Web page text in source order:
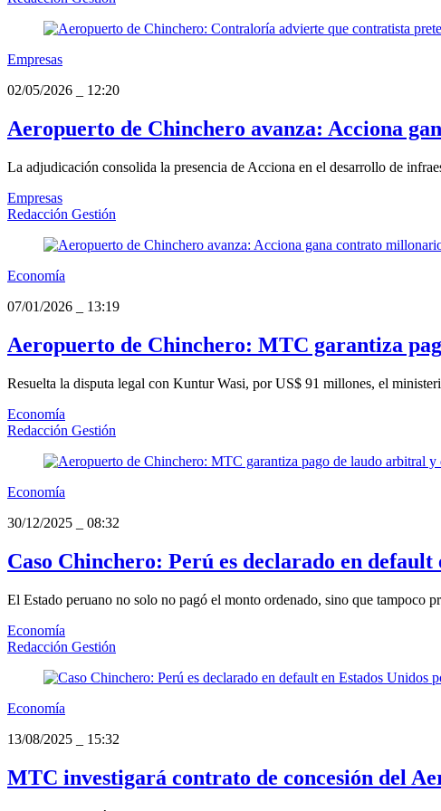
Empresas
02/05/2026
12:20
Aeropuerto de Chinchero avanza: Acciona
La adjudicación consolida la presencia de Acciona en el desarrollo de
Empresas
Redacción Gestión
Economía
07/01/2026
13:19
Aeropuerto de Chinchero: MTC garantiza
Resuelta la disputa legal con Kuntur Wasi, por US$ 91 millones, el
Economía
Redacción Gestión
Economía
30/12/2025
08:32
Caso Chinchero: Perú es declarado en
El Estado peruano no solo no pagó el monto ordenado, sino que tampoco
Economía
Redacción Gestión
Economía
13/08/2025
15:32
MTC investigará contrato de concesión del